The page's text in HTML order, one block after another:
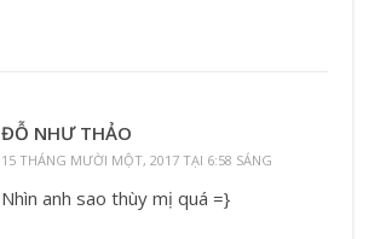
ĐỖ NHƯ THẢO
15 THÁNG MƯỜI MỘT, 2017 TẠI 6:58 SÁNG
Nhìn anh sao thùy mị quá =}